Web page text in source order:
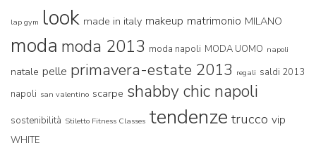
lap gym look made in italy makeup matrimonio MILANO
moda moda 2013 moda napoli MODA UOMO napoli
natale pelle primavera-estate 2013 regali saldi 2013
napoli san valentino scarpe shabby chic napoli
sostenibilità Stiletto Fitness Classes tendenze trucco vip
WHITE